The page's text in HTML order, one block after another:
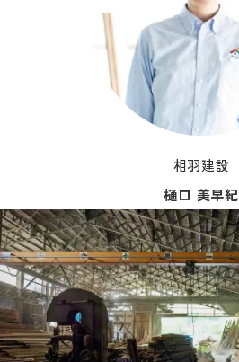
相羽建設
樋口 美早紀